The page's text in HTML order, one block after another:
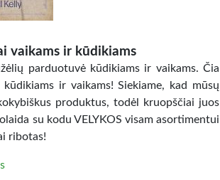
vaikams ir kūdikiams
parduotuvė kūdikiams ir vaikams. Čia
ir vaikams! Siekiame, kad mūsų
produktus, todėl kruopščiai juos
su kodu VELYKOS visam asortimentui
ribotas!